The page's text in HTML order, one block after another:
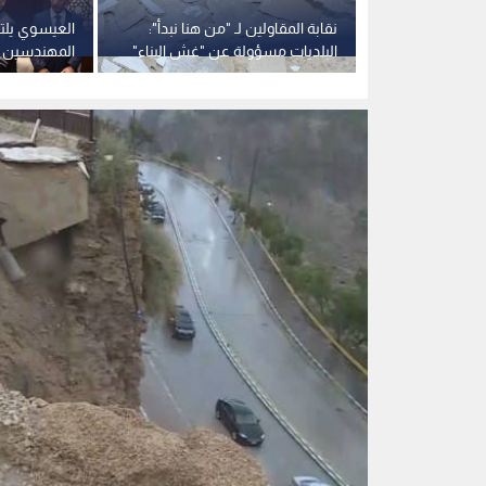
الجدار الحامل لسور مدينة الكرك التاريخية القديمة
0
نقابة المهندسين
سور الكرك التاريخي
للحماية